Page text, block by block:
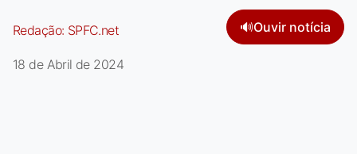
Redação: SPFC.net 🔊Ouvir notícia
18 de Abril de 2024